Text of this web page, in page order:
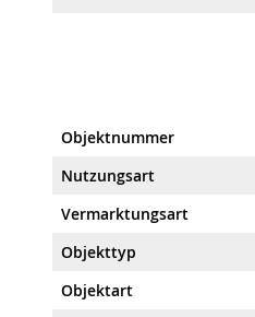
Objektnummer
Nutzungsart
Vermarktungsart
Objekttyp
Objektart